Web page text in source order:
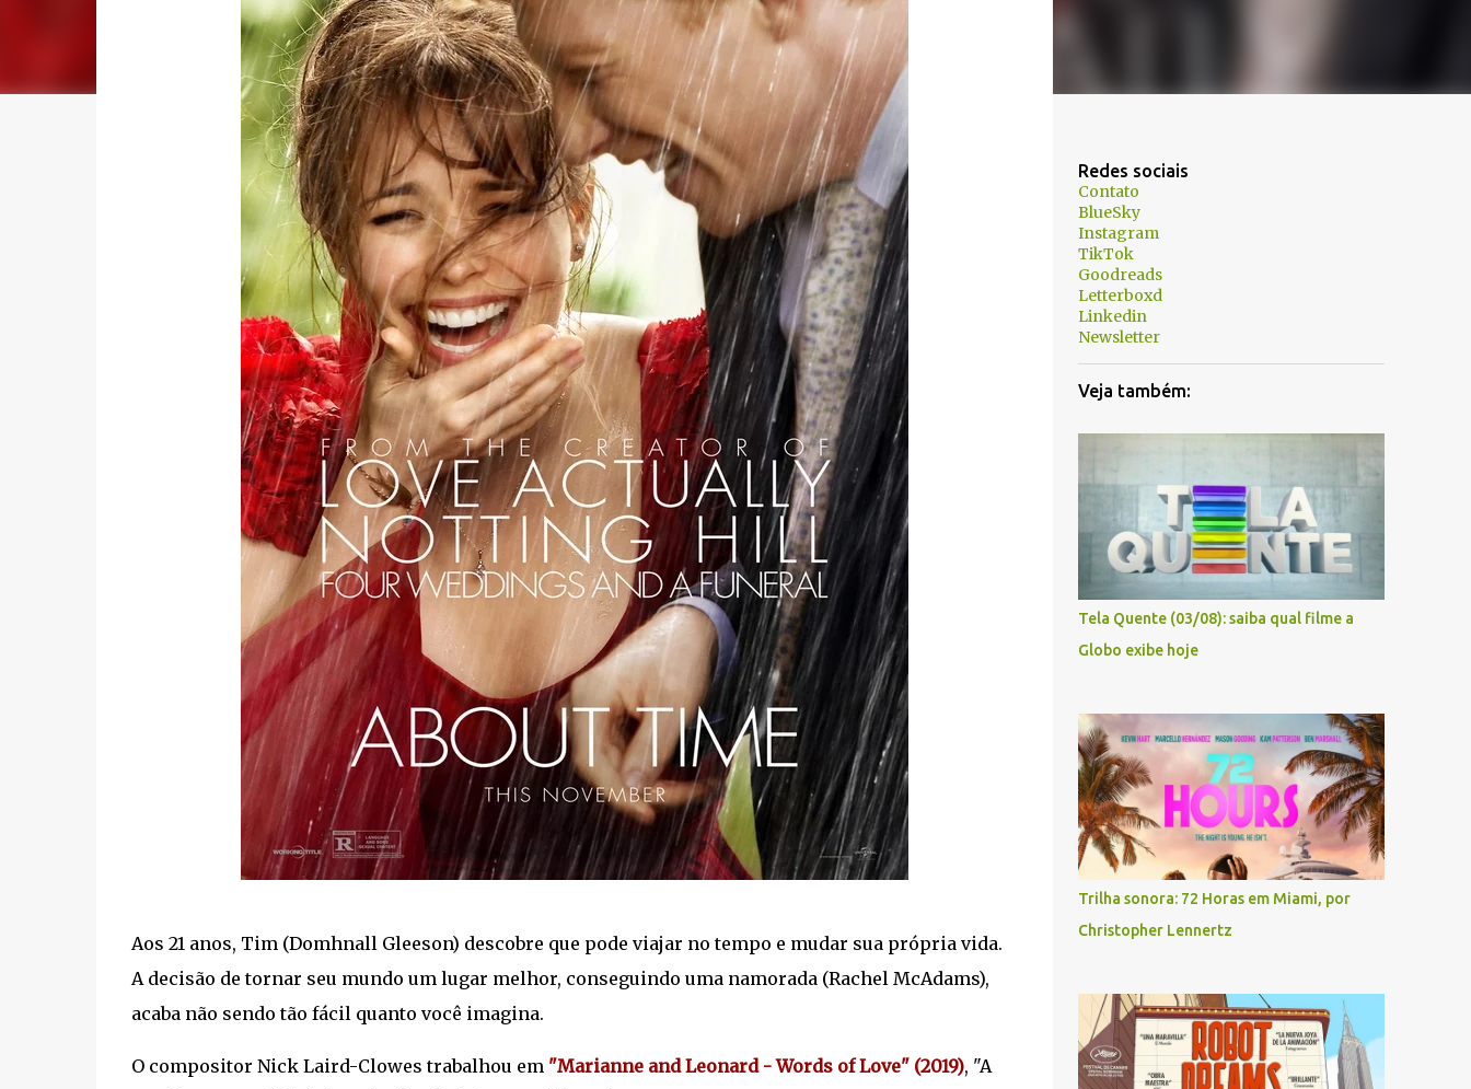
Aos 21 anos, Tim (Domhnall Gleeson) descobre que pode viajar no tempo e mudar sua própria vida.
A decisão de tornar seu mundo um lugar melhor, conseguindo uma namorada (Rachel McAdams),
acaba não sendo tão fácil quanto você imagina.
O compositor Nick Laird-Clowes trabalhou em "Marianne and Leonard - Words of Love" (2019), "A
Redes sociais
Contato
BlueSky
Instagram
TikTok
Goodreads
Letterboxd
Linkedin
Newsletter
Veja também:
Tela Quente (03/08): saiba qual filme a
Globo exibe hoje
Trilha sonora: 72 Horas em Miami, por
Christopher Lennertz